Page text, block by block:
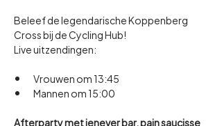
Beleef de legendarische Koppenberg
Cross bij de Cycling Hub!
Live uitzendingen:
Vrouwen om 13:45
Mannen om 15:00
Afterparty met jenever bar, pain saucisse